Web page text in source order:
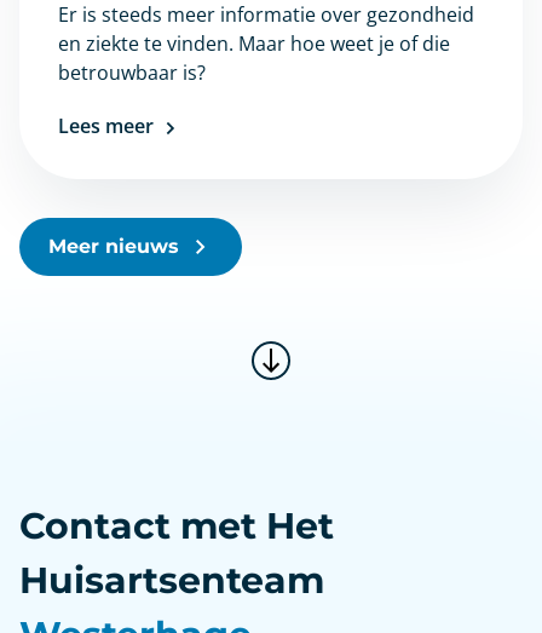
Er is steeds meer informatie over gezondheid
en ziekte te vinden. Maar hoe weet je of die
betrouwbaar is?
Lees meer
Meer nieuws
Contact met Het
Huisartsenteam